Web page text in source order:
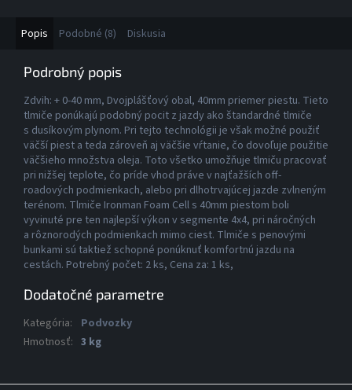
Popis Podobné (8) Diskusia
Podrobný popis
Zdvih: + 0-40 mm, Dvojplášťový obal, 40mm priemer piestu. Tieto
tlmiče ponúkajú podobný pocit z jazdy ako štandardné tlmiče
s dusíkovým plynom. Pri tejto technológii je však možné použiť
väčší piest a teda zároveň aj väčšie vŕtanie, čo dovoľuje použitie
väčšieho množstva oleja. Toto všetko umožňuje tlmiču pracovať
pri nižšej teplote, čo príde vhod práve v najťažších off-
roadových podmienkach, alebo pri dlhotrvajúcej jazde zvlneným
terénom. Tlmiče Ironman Foam Cell s 40mm piestom boli
vyvinuté pre ten najlepší výkon v segmente 4x4, pri náročných
a rôznorodých podmienkach mimo ciest. Tlmiče s penovými
bunkami sú taktiež schopné ponúknuť komfortnú jazdu na
cestách. Potrebný počet: 2 ks, Cena za: 1 ks,
Dodatočné parametre
Kategória:
Podvozky
Hmotnosť: 3 kg